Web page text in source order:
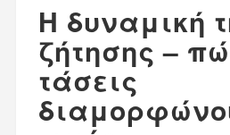
Η δυναμική
ζήτησης –
τάσεις